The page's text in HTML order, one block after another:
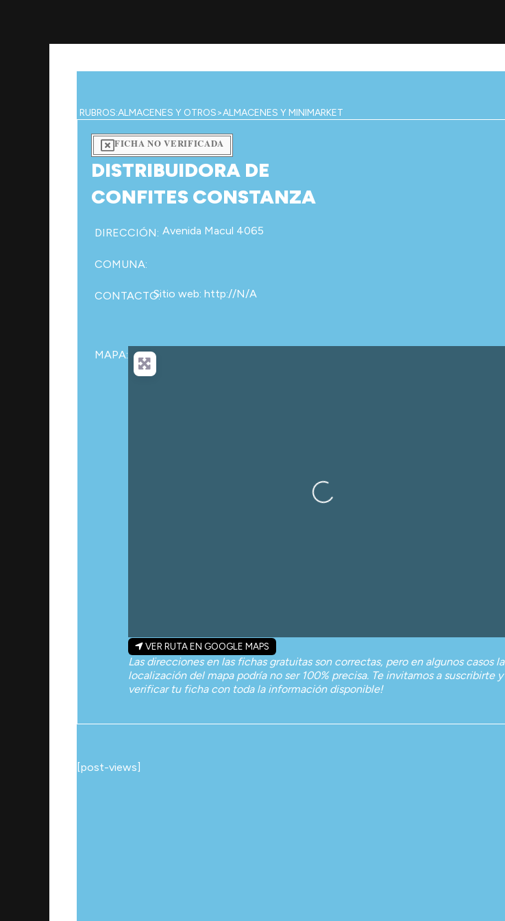
contenido
RUBROS:ALMACENES Y OTROS>ALMACENES Y MINIMARKET
FICHA NO VERIFICADA
DISTRIBUIDORA DE
CONFITES CONSTANZA
DIRECCIÓN: Avenida Macul 4065
COMUNA:
CONTACTO:Sitio web: http://N/A
MAPA:
Cargando…
VER RUTA EN GOOGLE MAPS
Las direcciones en las fichas gratuitas son correctas, pero en algunos casos la
localización del mapa podría no ser 100% precisa. Te invitamos a suscribirte y
verificar tu ficha con toda la información disponible!
[post-views]